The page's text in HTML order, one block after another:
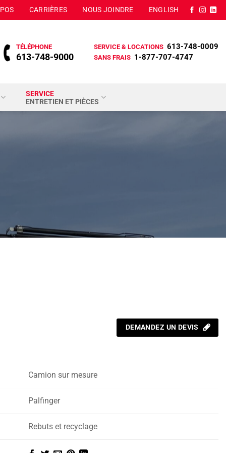
CARRIÈRES NOUS JOINDRE ENGLISH
TÉLÉPHONE
613-748-9000
SERVICE & LOCATIONS 613-748-0009
SANS FRAIS 1-877-707-4747
SERVICE
ENTRETIEN ET PIÈCES
DEMANDEZ UN DEVIS
Camion sur mesure
Palfinger
Rebuts et recyclage